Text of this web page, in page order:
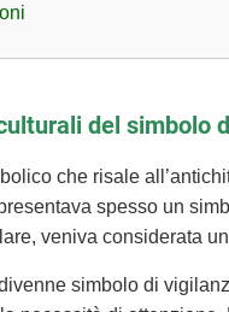
del simbolo
che risale
spesso un
veniva considerata
simbolo di